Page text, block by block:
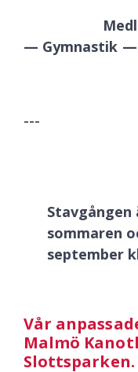
— Gymnastik
---
sommaren
september
Vår
Malmö
Slottsparken.